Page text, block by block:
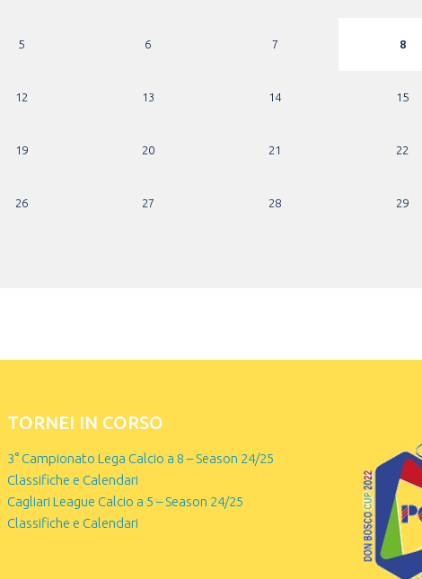
5 6 7 8
12 13 14 15
19 20 21 22
26 27 28 29
TORNEI IN CORSO
3° Campionato Lega Calcio a 8 – Season 24/25
Classifiche e Calendari
Cagliari League Calcio a 5 – Season 24/25
Classifiche e Calendari